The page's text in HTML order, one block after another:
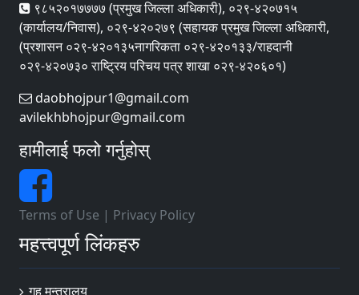
९८५२०१७७७७ (प्रमुख जिल्ला अधिकारी), ०२९-४२०७१५
(कार्यालय/निवास), ०२९-४२०२७९ (सहायक प्रमुख जिल्ला अधिकारी,
(प्रशासन ०२९-४२०१३५नागरिकता ०२९-४२०१३३/राहदानी
०२९-४२०७३० राष्ट्रिय परिचय पत्र शाखा ०२९-४२०६०१)
daobhojpur1@gmail.com
avilekhbhojpur@gmail.com
हामीलाई फलो गर्नुहोस्
Terms of Use | Privacy Policy
महत्त्वपूर्ण लिंकहरु
गृह मन्त्रालय